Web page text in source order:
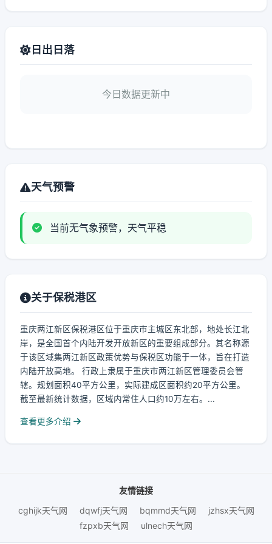
日出日落
今日数据更新中
天气预警
当前无气象预警，天气平稳
关于保税港区
重庆两江新区保税港区位于重庆市主城区东北部，地处长江北
岸，是全国首个内陆开发开放新区的重要组成部分。其名称源
于该区域集两江新区政策优势与保税区功能于一体，旨在打造
内陆开放高地。 行政上隶属于重庆市两江新区管理委员会管
辖。规划面积40平方公里，实际建成区面积约20平方公里。
截至最新统计数据，区域内常住人口约10万左右。...
查看更多介绍
友情链接
cghijk天气网
dqwfj天气网 bqmmd天气网
jzhsx天气网
fzpxb天气网
ulnech天气网